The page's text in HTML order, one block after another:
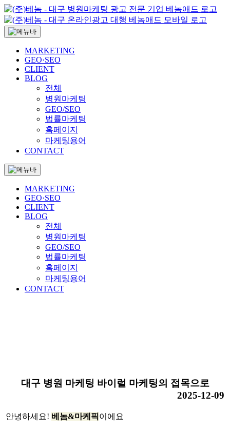
MARKETING
GEO·SEO
CLIENT
BLOG
전체
병원마케팅
GEO/SEO
법률마케팅
홈페이지
마케팅용어
CONTACT
MARKETING
GEO·SEO
CLIENT
BLOG
전체
병원마케팅
GEO/SEO
법률마케팅
홈페이지
마케팅용어
CONTACT
대구 병원 마케팅 바이럴 마케팅의 접목으로
2025-12-09
안녕하세요! 베놈&마케픽이에요